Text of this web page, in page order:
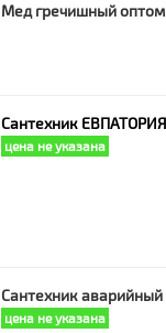
Мед гречишный
Сантехник
цена не указана
Сантехник
цена не указана